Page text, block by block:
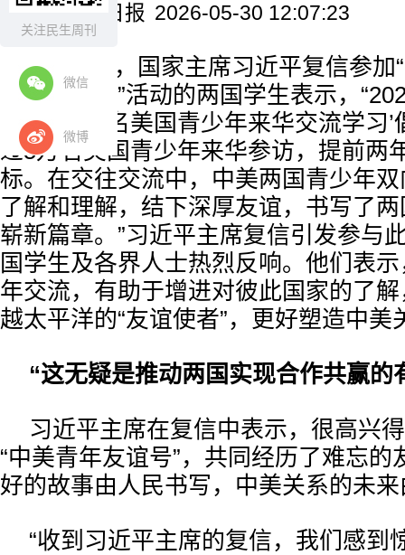
关注民生周刊
微信
微博
来源：人民日报 2026-05-30 12:07:23
5月23日，国家主席习近平复信参加
青年友谊行”活动的两国学生表示，
年邀请5万名美国青少年来华交流学习
过5万名美国青少年来华参访，提前两
标。在交往交流中，中美两国青少年
了解和理解，结下深厚友谊，书写了
崭新篇章。”习近平主席复信引发参与
国学生及各界人士热烈反响。他们表
年交流，有助于增进对彼此国家的了
越太平洋的“友谊使者”，更好塑造中美
“这无疑是推动两国实现合作共赢的
习近平主席在复信中表示，很高兴
“中美青年友谊号”，共同经历了难忘的
好的故事由人民书写，中美关系的未
“收到习近平主席的复信，我们感到